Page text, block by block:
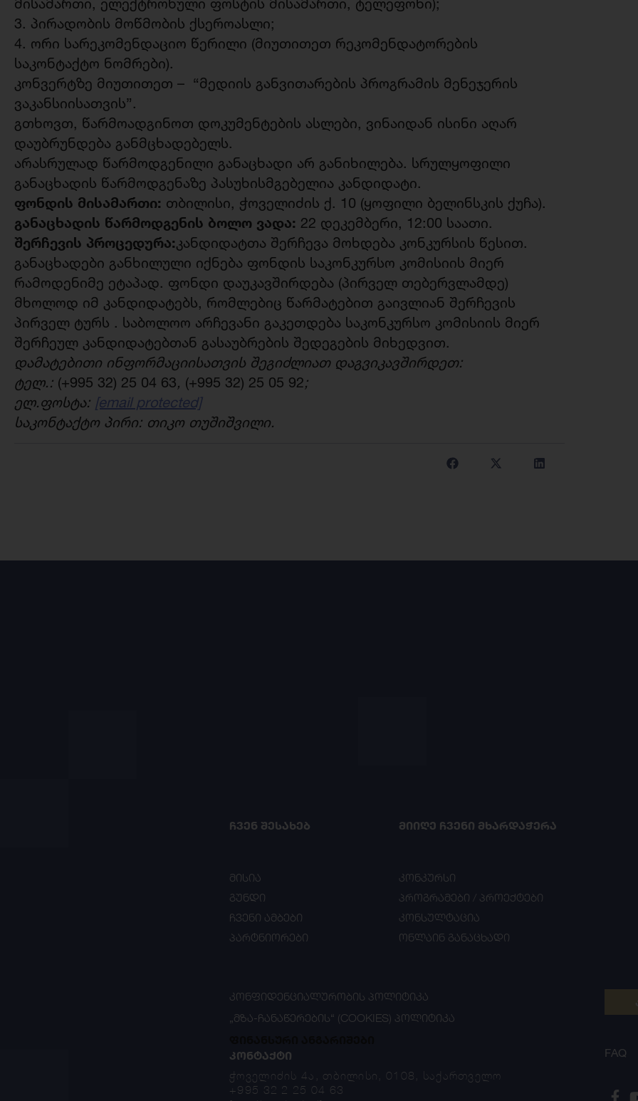
3. პირადობის მოწმობის ქსეროასლი;
4. ორი სარეკომენდაციო წერილი (მიუთითეთ რეკომენდატორების
საკონტაქტო ნომრები).
კონვერტზე მიუთითეთ – “მედიის განვითარების პროგრამის მენეჯერის
ვაკანსიისათვის”.
გთხოვთ, წარმოადგინოთ დოკუმენტების ასლები, ვინაიდან ისინი აღარ
დაუბრუნდება განმცხადებელს.
არასრულად წარმოდგენილი განაცხადი არ განიხილება. სრულყოფილი
განაცხადის წარმოდგენაზე პასუხისმგებელია კანდიდატი.
ფონდის მისამართი: თბილისი, ჭოველიძის ქ. 10 (ყოფილი ბელინსკის ქუჩა).
განაცხადის წარმოდგენის ბოლო ვადა: 22 დეკემბერი, 12:00 საათი.
შერჩევის პროცედურა:კანდიდატთა შერჩევა მოხდება კონკურსის წესით.
განაცხადები განხილული იქნება ფონდის საკონკურსო კომისიის მიერ
რამოდენიმე ეტაპად. ფონდი დაუკავშირდება (პირველ თებერვლამდე)
მხოლოდ იმ კანდიდატებს, რომლებიც წარმატებით გაივლიან შერჩევის
პირველ ტურს . საბოლოო არჩევანი გაკეთდება საკონკურსო კომისიის მიერ
შერჩეულ კანდიდატებთან გასაუბრების შედეგების მიხედვით.
დამატებითი ინფორმაციისათვის შეგიძლიათ დაგვიკავშირდეთ:
ტელ.: (+995 32) 25 04 63, (+995 32) 25 05 92;
ელ.ფოსტა: [email protected]
საკონტაქტო პირი: თიკო თუშიშვილი.
ᲩᲕᲔᲜ ᲨᲔᲡᲐᲮᲔᲑ
მისია
გუნდი
ჩვენი ამბები
პარტნიორები
ᲛᲘᲘᲦᲔ ᲩᲕᲔᲜᲘ ᲛᲮᲐᲠᲓᲐᲭᲔᲠᲐ
კონკურსი
პროგრამები / პროექტები
კონსულტაცია
ონლაინ განაცხადი
ᲙᲝᲜᲤᲘᲓᲔᲜᲪᲘᲐᲚᲣᲠᲝᲑᲘᲡ ᲞᲝᲚᲘᲢᲘᲙᲐ
„ᲛᲖᲐ-ᲩᲐᲜᲐᲬᲔᲠᲔᲑᲘᲡ“ (COOKIES) ᲞᲝᲚᲘᲢᲘᲙᲐ
ᲙᲝᲜᲢᲐᲥᲢᲘ
ჭოველიძის 4ა, თბილისი, 0108, საქართველო
+995 32 2 25 04 63
FAQ